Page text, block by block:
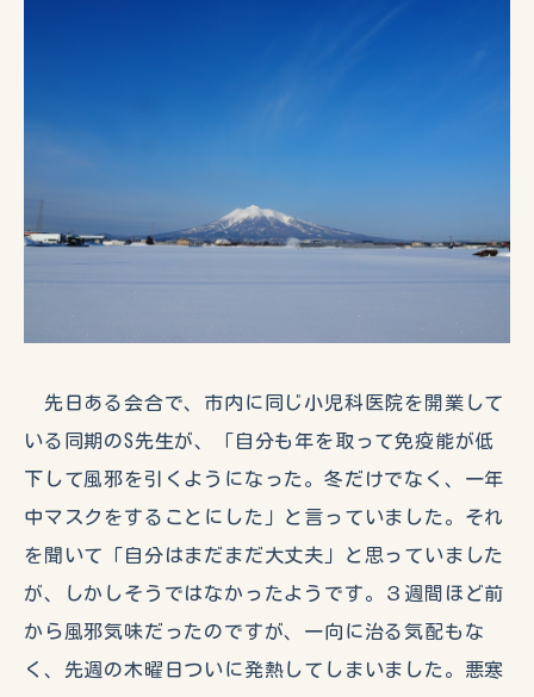
先日ある会合で、市内に同じ小児科医院を開業して
いる同期のS先生が、「自分も年を取って免疫能が低
下して風邪を引くようになった。冬だけでなく、一年
中マスクをすることにした」と言っていました。それ
を聞いて「自分はまだまだ大丈夫」と思っていました
が、しかしそうではなかったようです。３週間ほど前
から風邪気味だったのですが、一向に治る気配もな
く、先週の木曜日ついに発熱してしまいました。悪寒